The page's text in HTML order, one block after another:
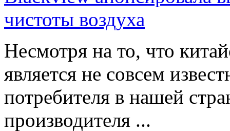
чистоты воздуха
Несмотря на то, что
является не совсем
потребителя в нашей
производителя ...